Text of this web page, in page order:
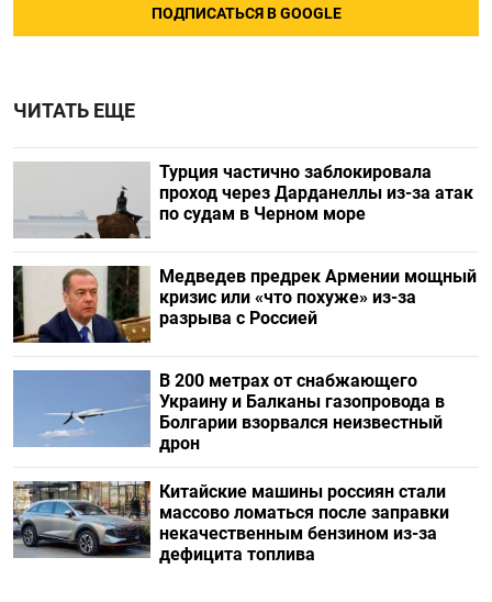
ПОДПИСАТЬСЯ В GOOGLE
ЧИТАТЬ ЕЩЕ
Турция частично заблокировала
проход через Дарданеллы из-за атак
по судам в Черном море
Медведев предрек Армении мощный
кризис или «что похуже» из-за
разрыва с Россией
В 200 метрах от снабжающего
Украину и Балканы газопровода в
Болгарии взорвался неизвестный
дрон
Китайские машины россиян стали
массово ломаться после заправки
некачественным бензином из-за
дефицита топлива